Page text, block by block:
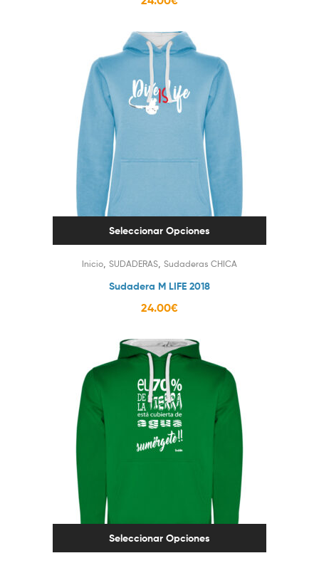
Seleccionar Opciones
Inicio SUDADERAS Sudaderas CHICA
Sudadera M LIFE 2018
24.00€
Seleccionar Opciones